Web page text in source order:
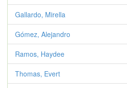
Gallardo, Mirella
Gómez, Alejandro
Ramos, Haydee
Thomas, Evert